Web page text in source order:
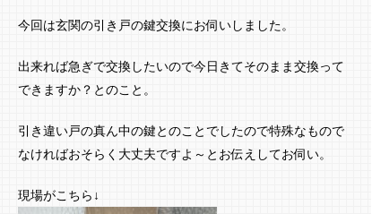
今回は玄関の引き戸の鍵交換にお伺いしました。
出来れば急ぎで交換したいので今日きてそのまま交換って
できますか？とのこと。
引き違い戸の真ん中の鍵とのことでしたので特殊なもので
なければおそらく大丈夫ですよ～とお伝えしてお伺い。
現場がこちら↓